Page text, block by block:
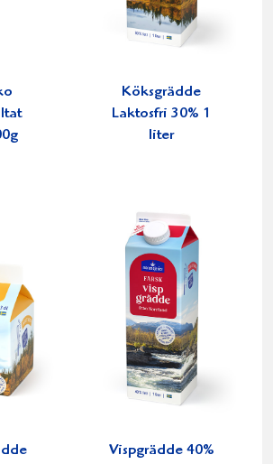
Köksgrädde
Laktosfri 30% 1
liter
Vispgrädde 40%